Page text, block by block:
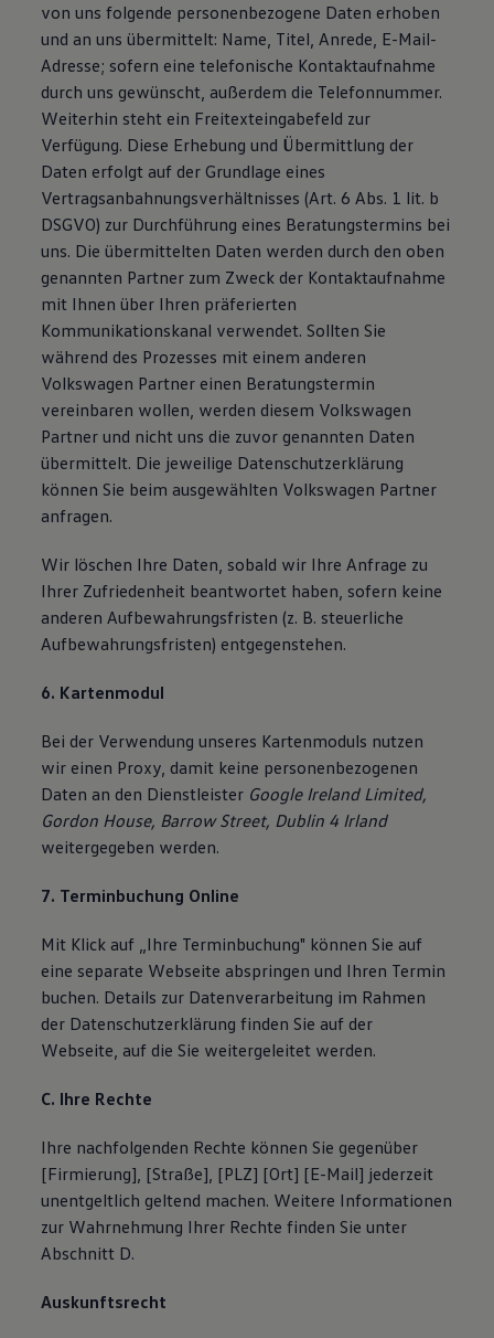
von uns folgende personenbezogene Daten erhoben
und an uns übermittelt: Name, Titel, Anrede, E-Mail-
Adresse; sofern eine telefonische Kontaktaufnahme
durch uns gewünscht, außerdem die Telefonnummer.
Weiterhin steht ein Freitexteingabefeld zur
Verfügung. Diese Erhebung und Übermittlung der
Daten erfolgt auf der Grundlage eines
Vertragsanbahnungsverhältnisses (Art. 6 Abs. 1 lit. b
DSGVO) zur Durchführung eines Beratungstermins bei
uns. Die übermittelten Daten werden durch den oben
genannten Partner zum Zweck der Kontaktaufnahme
mit Ihnen über Ihren präferierten
Kommunikationskanal verwendet. Sollten Sie
während des Prozesses mit einem anderen
Volkswagen Partner einen Beratungstermin
vereinbaren wollen, werden diesem Volkswagen
Partner und nicht uns die zuvor genannten Daten
übermittelt. Die jeweilige Datenschutzerklärung
können Sie beim ausgewählten Volkswagen Partner
anfragen.
Wir löschen Ihre Daten, sobald wir Ihre Anfrage zu
Ihrer Zufriedenheit beantwortet haben, sofern keine
anderen Aufbewahrungsfristen (z. B. steuerliche
Aufbewahrungsfristen) entgegenstehen.
6. Kartenmodul
Bei der Verwendung unseres Kartenmoduls nutzen
wir einen Proxy, damit keine personenbezogenen
Daten an den Dienstleister Google Ireland Limited,
Gordon House, Barrow Street, Dublin 4 Irland
weitergegeben werden.
7. Terminbuchung Online
Mit Klick auf „Ihre Terminbuchung" können Sie auf
eine separate Webseite abspringen und Ihren Termin
buchen. Details zur Datenverarbeitung im Rahmen
der Datenschutzerklärung finden Sie auf der
Webseite, auf die Sie weitergeleitet werden.
C. Ihre Rechte
Ihre nachfolgenden Rechte können Sie gegenüber
[Firmierung], [Straße], [PLZ] [Ort] [E-Mail] jederzeit
unentgeltlich geltend machen. Weitere Informationen
zur Wahrnehmung Ihrer Rechte finden Sie unter
Abschnitt D.
Auskunftsrecht